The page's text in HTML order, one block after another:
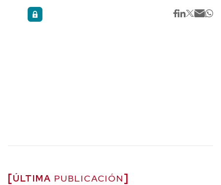
ÚLTIMA PUBLICACIÓN